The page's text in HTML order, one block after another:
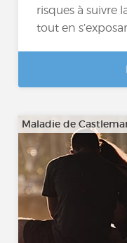
risques à suivre
tout en
Maladie de